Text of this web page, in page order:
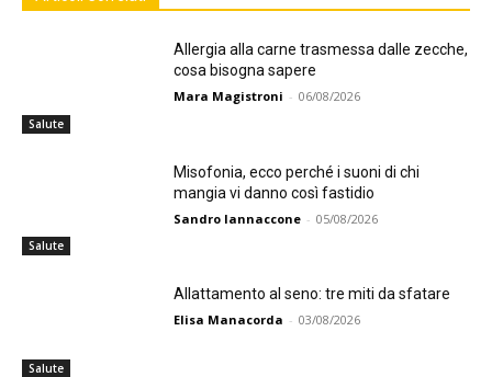
Salute
Allergia alla carne trasmessa dalle zecche,
cosa bisogna sapere
Mara Magistroni - 06/08/2026
Salute
Misofonia, ecco perché i suoni di chi
mangia vi danno così fastidio
Sandro Iannaccone - 05/08/2026
Salute
Allattamento al seno: tre miti da sfatare
Elisa Manacorda - 03/08/2026